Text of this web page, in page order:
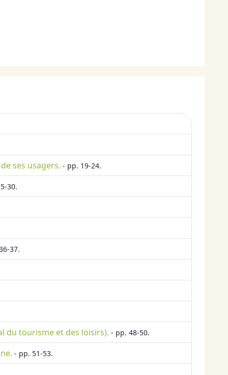
ses usagers. - pp. 19-24.
30.
37.
du tourisme et des loisirs). - pp. 48-50.
- pp. 51-53.